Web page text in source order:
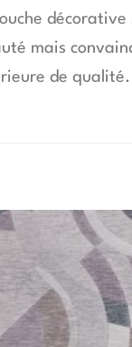
mais
de qualité.